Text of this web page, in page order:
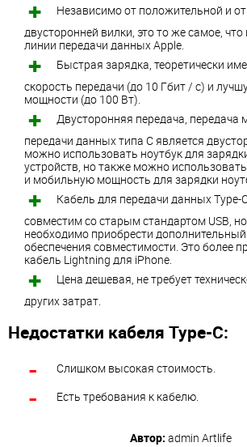
Независимо от положительной и
двусторонней вилки, это то же самое,
линии передачи данных Apple.
Быстрая зарядка, теоретически
скорость передачи (до 10 Гбит / с) и
мощности (до 100 Вт).
Двусторонняя передача,
передачи данных типа C является
можно использовать ноутбук для
устройств, но также можно
и мобильную мощность для зарядки
Кабель для передачи данных
совместим со старым стандартом USB,
необходимо приобрести
обеспечения совместимости. Это более
кабель Lightning для iPhone.
Цена дешевая, не требует
других затрат.
Недостатки кабеля Type-C:
Слишком высокая стоимость.
Есть требования к кабелю.
Автор: admin Artlife